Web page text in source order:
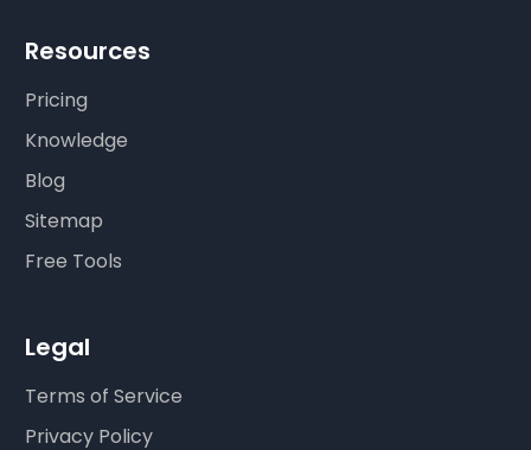
Resources
Pricing
Knowledge
Blog
Sitemap
Free Tools
Legal
Terms of Service
Privacy Policy